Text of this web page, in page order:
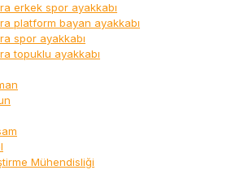
erkek spor ayakkabı
platform bayan ayakkabı
spor ayakkabı
topuklu ayakkabı
Mühendisliği